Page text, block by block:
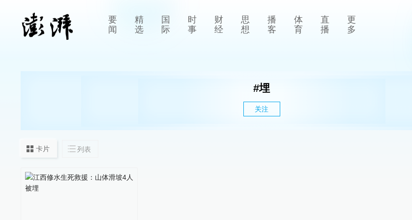
要
闻
精
选
国
际
时
事
财
经
思
想
播
客
体
育
直
播
更
多
#埋
关注
卡片 列表